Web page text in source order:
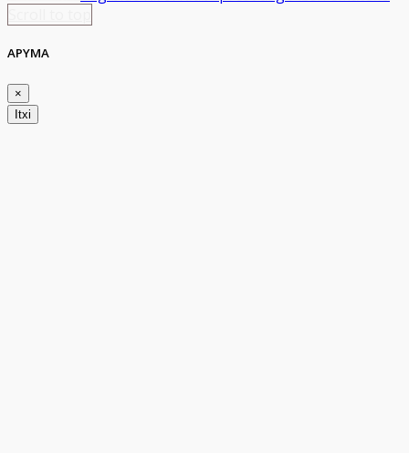
APYMA
×
Itxi